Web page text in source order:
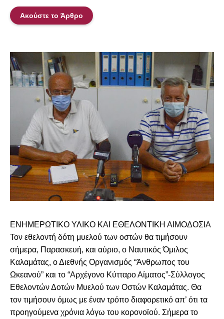
Ακούστε το Άρθρο
ΕΝΗΜΕΡΩΤΙΚΟ ΥΛΙΚΟ ΚΑΙ ΕΘΕΛΟΝΤΙΚΗ ΑΙΜΟΔΟΣΙΑ
Τον εθελοντή δότη μυελού των οστών θα τιμήσουν
σήμερα, Παρασκευή, και αύριο, ο Ναυτικός Όμιλος
Καλαμάτας, ο Διεθνής Οργανισμός “Άνθρωπος του
Ωκεανού” και το “Αρχέγονο Κύτταρο Αίματος”-Σύλλογος
Εθελοντών Δοτών Μυελού των Οστών Καλαμάτας. Θα
τον τιμήσουν όμως με έναν τρόπο διαφορετικό απ’ ότι τα
προηγούμενα χρόνια λόγω του κορονοϊού. Σήμερα το